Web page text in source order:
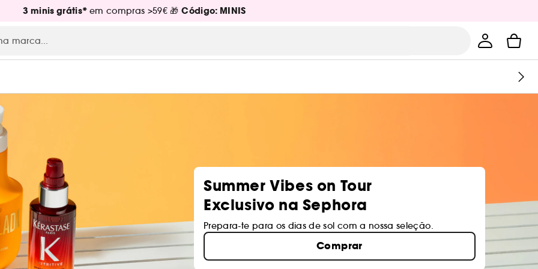
3 minis grátis* em compras >59€ 🎁Código: MINIS
Summer Vibes on Tour
Exclusivo na Sephora
Prepara-te para os dias de sol com a nossa seleção.
Comprar